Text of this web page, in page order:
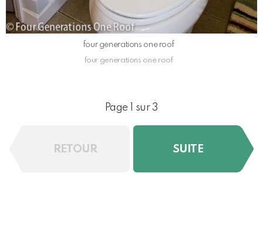
four generations one roof
four generations one roof
Page 1 sur 3
RETOUR SUITE